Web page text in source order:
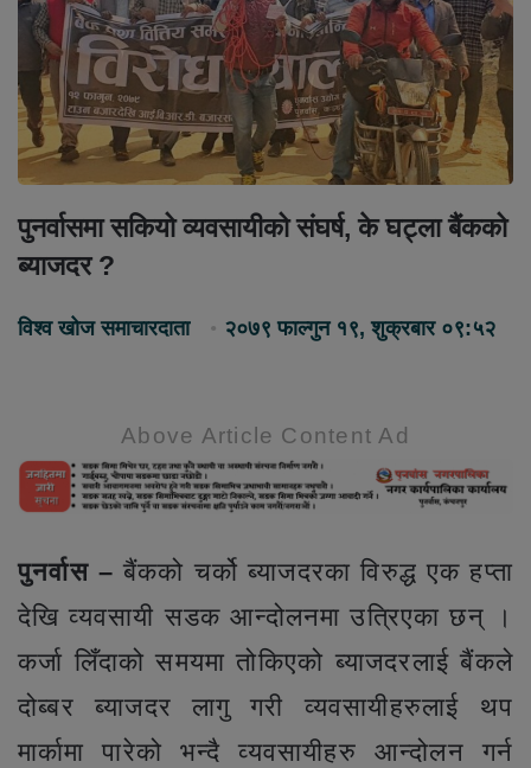
पुनर्वासमा सकियो व्यवसायीको संघर्ष, के घट्ला बैंकको
ब्याजदर ?
विश्व खोज समाचारदाता २०७९ फाल्गुन १९, शुक्रबार ०९:५२
Above Article Content Ad
पुनर्वास – बैंकको चर्को ब्याजदरका विरुद्ध एक हप्ता
देखि व्यवसायी सडक आन्दोलनमा उत्रिएका छन् ।
कर्जा लिँदाको समयमा तोकिएको ब्याजदरलाई बैंकले
दोब्बर ब्याजदर लागु गरी व्यवसायीहरुलाई थप
मार्कामा पारेको भन्दै व्यवसायीहरु आन्दोलन गर्न